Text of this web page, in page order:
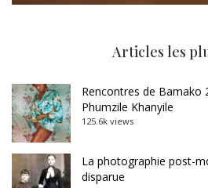
Articles les
Rencontres de Bamako
Phumzile Khanyile
125.6k views
La photographie post-
disparue